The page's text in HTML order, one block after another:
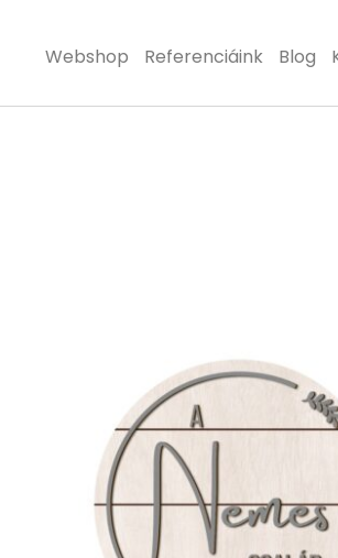
Webshop Referenciáink Blog